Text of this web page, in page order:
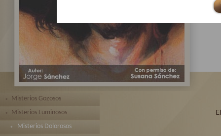
Misterios Gozosos
Misterios Luminosos
Misterios Dolorosos